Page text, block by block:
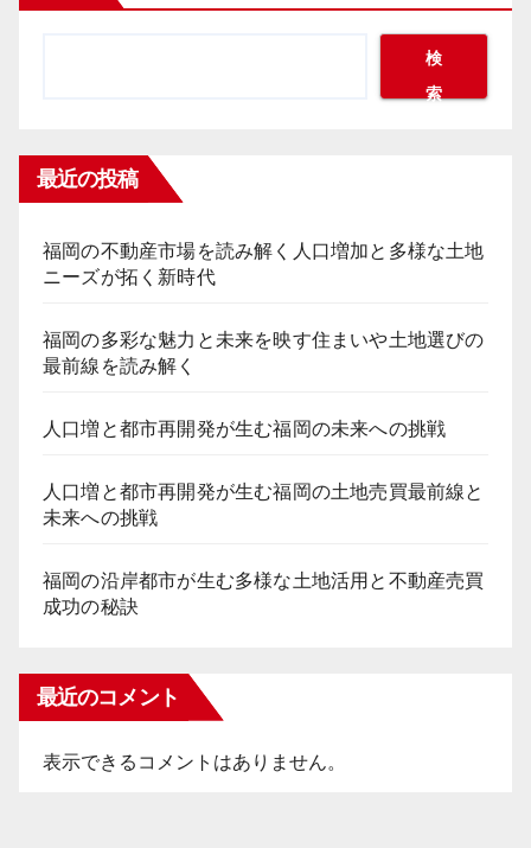
検
索
最近の投稿
福岡の不動産市場を読み解く人口増加と多様な土地
ニーズが拓く新時代
福岡の多彩な魅力と未来を映す住まいや土地選びの
最前線を読み解く
人口増と都市再開発が生む福岡の未来への挑戦
人口増と都市再開発が生む福岡の土地売買最前線と
未来への挑戦
福岡の沿岸都市が生む多様な土地活用と不動産売買
成功の秘訣
最近のコメント
表示できるコメントはありません。